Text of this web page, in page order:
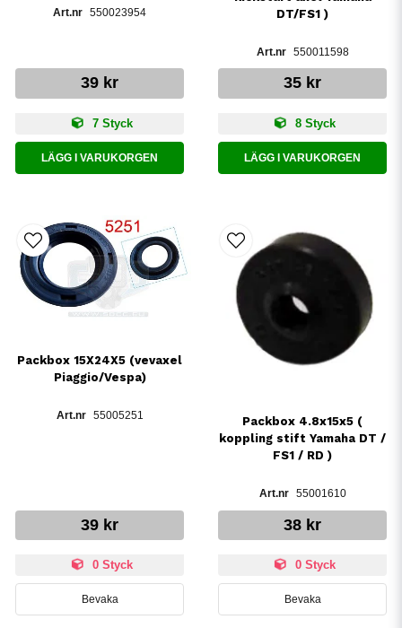
550023954
39 kr
7 Styck
LÄGG I VARUKORGEN
DT/FS1 )
550011598
35 kr
8 Styck
LÄGG I VARUKORGEN
Packbox 15X24X5 (vevaxel
Piaggio/Vespa)
55005251
39 kr
0 Styck
Bevaka
Packbox 4.8x15x5 (
koppling stift Yamaha DT /
FS1 / RD )
55001610
38 kr
0 Styck
Bevaka